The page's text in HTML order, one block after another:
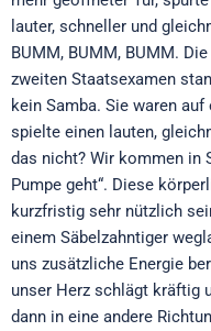
lauter, schneller und
BUMM, BUMM, BUMM.
zweiten Staatsexamen
kein Samba. Sie waren
spielte einen lauten,
das nicht? Wir kommen in
Pumpe geht“. Diese
kurzfristig sehr nützlich
einem Säbelzahntiger
uns zusätzliche Energie
unser Herz schlägt kräftig
dann in eine andere